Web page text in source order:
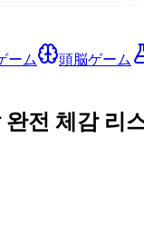
ーム
頭脳ゲーム
전 체감 리